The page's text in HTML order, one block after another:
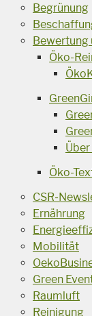
Begrünung
Bewertung
Öko-
Öko-
CSR-
Ernährung
Mobilität
Green
Raumluft
Reinigung